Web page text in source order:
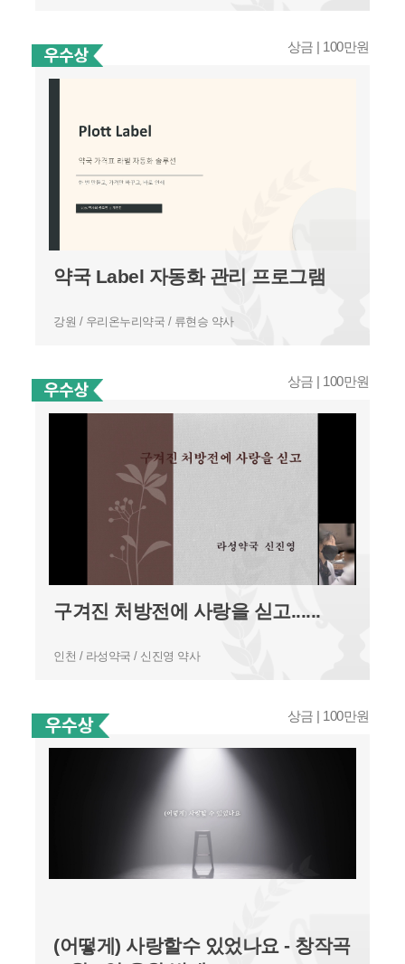
약국 Label 자동화 관리 프로그램
강원 / 우리온누리약국 / 류현승 약사
상금 | 100만원
구겨진 처방전에 사랑을 싣고......
인천 / 라성약국 / 신진영 약사
상금 | 100만원
(어떻게) 사랑할수 있었나요 - 창작곡
상금 | 100만원